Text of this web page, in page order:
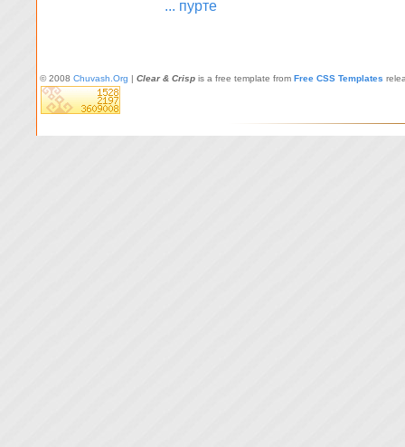
... пурте
© 2008 Chuvash.Org | Clear & Crisp is a free template from Free CSS Templates